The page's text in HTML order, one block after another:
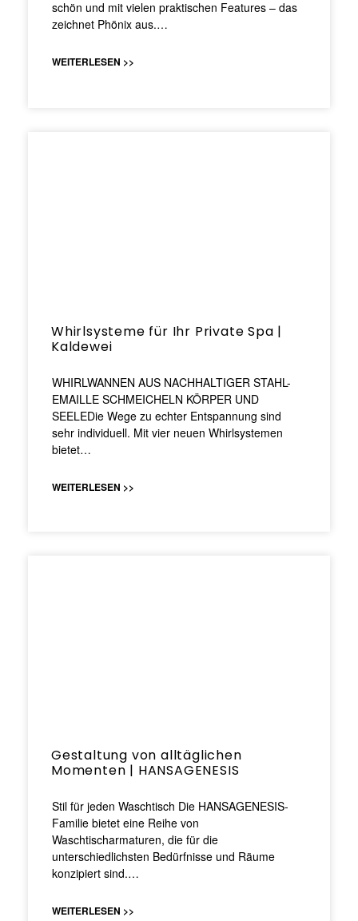
schön und mit vielen praktischen Features – das
zeichnet Phönix aus.…
WEITERLESEN >>
Whirlsysteme für Ihr Private Spa |
Kaldewei
WHIRLWANNEN AUS NACHHALTIGER STAHL-
EMAILLE SCHMEICHELN KÖRPER UND
SEELEDie Wege zu echter Entspannung sind
sehr individuell. Mit vier neuen Whirlsystemen
bietet…
WEITERLESEN >>
Gestaltung von alltäglichen
Momenten | HANSAGENESIS
Stil für jeden Waschtisch Die HANSAGENESIS-
Familie bietet eine Reihe von
Waschtischarmaturen, die für die
unterschiedlichsten Bedürfnisse und Räume
konzipiert sind.…
WEITERLESEN >>